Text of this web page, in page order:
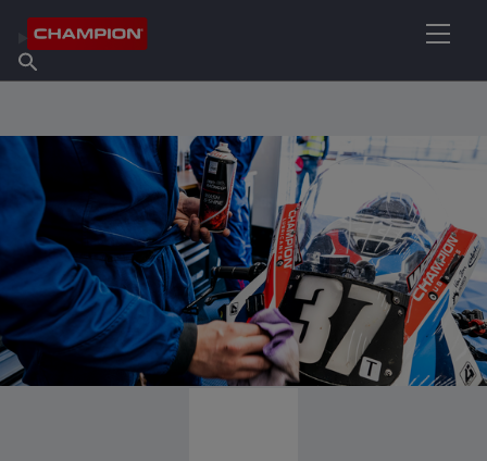
À propos de Champion
Trouver un point de vente